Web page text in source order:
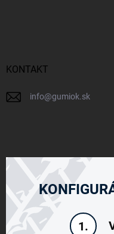
KONTAKT
info@gumiok.sk
1.